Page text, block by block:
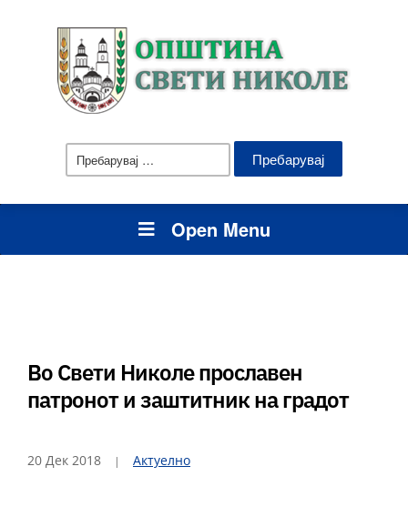
Пребарувај
за:
Open Menu
Во Свети Николе прославен
патронот и заштитник на градот
20 Дек 2018 Актуелно